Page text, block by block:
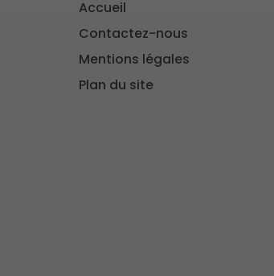
Accueil
Contactez-nous
Mentions légales
Plan du site